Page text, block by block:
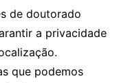
de doutorado
a privacidade
que podemos